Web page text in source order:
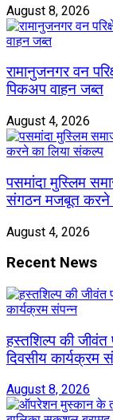
August 8, 2026
रामानुजनगर वन
पिकअप वाहन जब्त
August 4, 2026
पसमांदा मुस्लिम
संगठन मजबूत करने
August 4, 2026
Recent News
हस्तशिल्प की जीवंत
दिवसीय कार्यक्रम
August 8, 2026